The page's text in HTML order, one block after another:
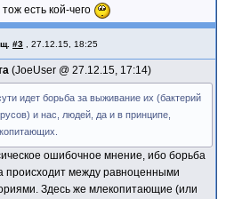
есть кой-чего
#3 27.12.15, 18:25
JoeUser @ 27.12.15, 17:14
идет борьба за выживание их (бактерий
и нас, людей, да и в принципе,
ошибочное мнение, ибо борьба
происходит между равноценными
Здесь же млекопитающие (или